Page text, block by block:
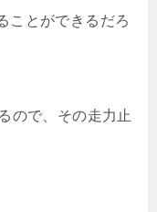
ことができるだろ
ので、その走力止